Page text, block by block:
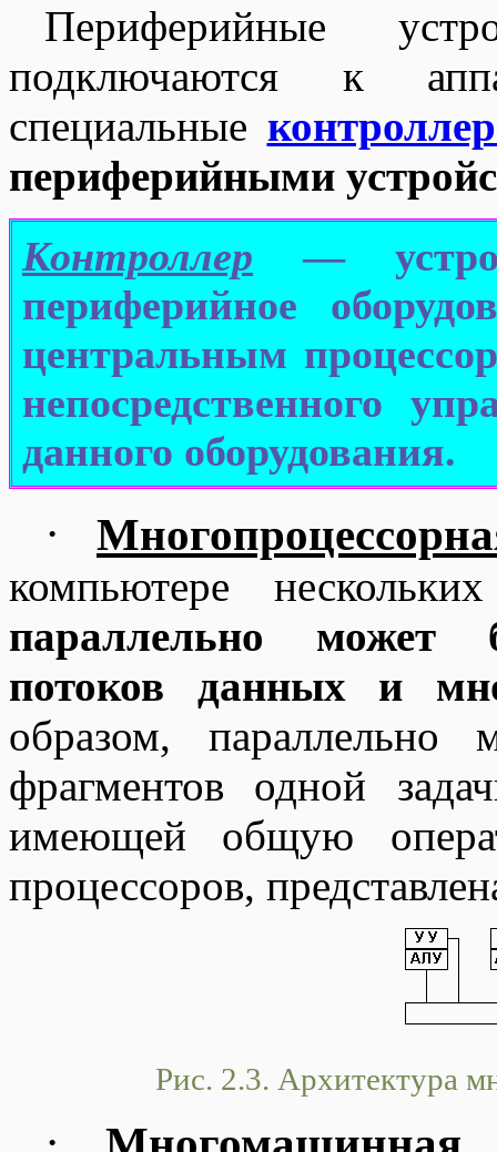
Периферийные
подключаются к
специальные
периферийными
Контроллер —
периферийное
центральным
непосредственного
данного оборудования.
·
компьютере
параллельно может
потоков данных и
образом, параллельно
фрагментов одной
имеющей общую
процессоров,
Рис. 2.3. Архитектура